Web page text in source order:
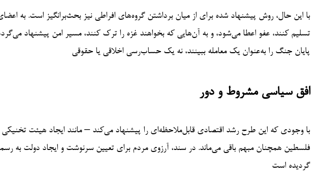
با این حال، روش پیشنهاد شده برای از میان برداشتن گروه‌های افراطی نیز بحث‌برانگیز است. به
تسلیم کنند، عفو اعطا می‌شود، و به آن‌هایی که بخواهند غزه را ترک کنند، مسیر امن پیشنهاد
پایان جنگ را به‌عنوان یک معامله ببینند، نه یک حساب‌رسی اخلاقی یا حقوقی
افق سیاسی مشروط و دور
با وجودی که این طرح رشد اقتصادی قابل‌ملاحظه‌ای را پیشنهاد می‌کند – مانند ایجاد هیئت
فلسطین همچنان مبهم باقی می‌ماند. در سند، آرزوی مردم برای تعیین سرنوشت و ایجاد دولت به
گردیده است